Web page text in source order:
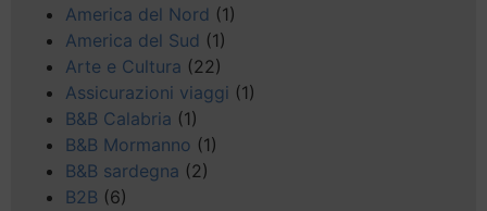
America del Nord (1)
America del Sud (1)
Arte e Cultura (22)
Assicurazioni viaggi (1)
B&B Calabria (1)
B&B Mormanno (1)
B&B sardegna (2)
B2B (6)